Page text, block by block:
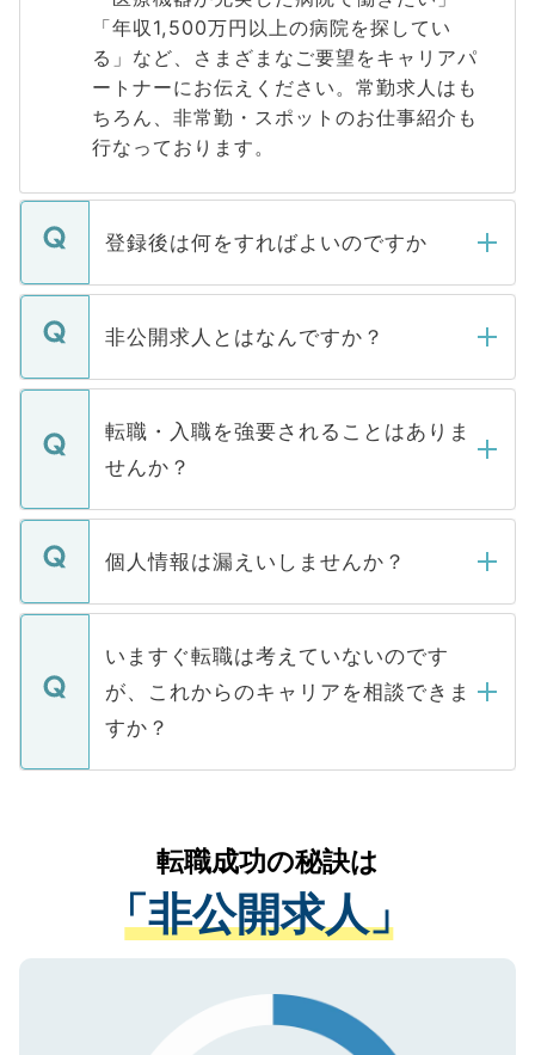
「年収1,500万円以上の病院を探してい
る」など、さまざまなご要望をキャリアパ
ートナーにお伝えください。常勤求人はも
ちろん、非常勤・スポットのお仕事紹介も
行なっております。
登録後は何をすればよいのですか
ご登録いただきましたら、弊社担当者がご
登録内容を確認し、その後メールもしくは
ます。通常、5営業日以内にはご連絡をせて
いただきますので、しばらくお待ちくださ
い。
非公開求人とはなんですか？
マイナビDOCTORで取り扱っている求人の
うち約3割は、Webサイトからご覧いただ
けない「非公開求人」です。非公開求人は
下記の理由によって、一般には公開してい
ません。
■応募殺到を避けるため 人気のある医療機
関を公にしてしまうと、応募が殺到する場
に、医療機関が求める条件に合った人材の
みを人材紹介会社に依頼するケースが増え
ています。
転職・入職を強要されることはありま
せんか？
転職・入職を強要することは一切ありませ
ん。また、仮に応募先から内定をいただい
定を承諾する必要はありません。内定先へ
の辞退の連絡はキャリアパートナーが行い
ますので、ご安心ください。
個人情報は漏えいしませんか？
個人情報が漏えいすることはありませんの
で、ご安心ください。当サイトからの登録
などで収集したご登録者様の個人情報は、
ご本人のキャリアアップおよび転職活動の
支援を目的に使用いたします。お預かりし
ているすべての個人データはご本人の許可
は、個人情報の取り扱いについての厳密な
管理基準を満たした事業者のみに付与され
る、プライバシーマークを取得済みです。
ご登録いただいた個人情報は、SSL（デー
で、機密保持に関してもご安心ください。
いますぐ転職は考えていないのです
が、これからのキャリアを相談できま
すか？
かがいして、現在の医療機関の状況や紹介
経験をまじえながら、適切なアドバイスを
させていただきます。すぐにご転職をされ
ない方には、長期的なサポートが可能です
ので、まずはご登録ください。
転職成功の秘訣は
「非公開求人」